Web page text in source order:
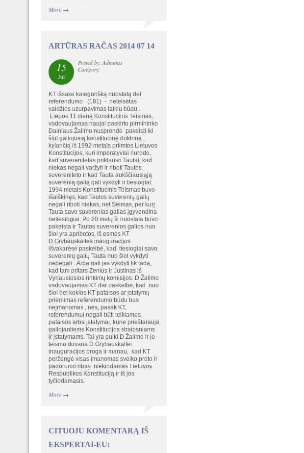
More→
ARTŪRAS RAČAS 2014 07 14
15
Jul
Posted by: Adminas
Category:
KT išsakė kategorišką nuostatą dėl
referendumo (181) - neteisėtas
valdžios uzurpavimas taikiu būdu .
Liepos 11 dieną Konstitucinis Teismas,
vadovaujamas naujai paskirto pirmininko
Dainiaus Žalimo nusprendė pakeisti iki
šiol galiojusią konstitucinę doktriną ,
kylančią iš 1992 metais priimtos Lietuvos
Konstitucijos, kuri imperatyviai nurodo,
kad suverenitetas priklauso Tautai, kad
niekas negali varžyti ir riboti Tautos
suvereniteto ir kad Tauta aukščiausiąją
suverenią galią gali vykdyti ir tiesiogiai.
1994 metais Konstitucinis Teismas buvo
išaiškinęs, kad Tautos suverenių galių
negali riboti niekas, net Seimas, per kurį
Tauta savo suverenias galias įgyvendina
netiesiogiai. Po 20 metų ši nuostata buvo
pakeista ir Tautos suverenios galios nuo
šiol yra apribotos. Iš esmės KT
D.Grybauskaitės inauguracijos
išvakarėse paskelbė, kad tiesiogiai savo
suverenių galių Tauta nuo šiol vykdyti
nebegali . Arba gali jas vykdyti tik tada,
kad tam pritars Zenius ir Justinas iš
Vyriausiosios rinkimų komisijos. D.Žalimo
vadovaujamas KT dar paskelbė, kad nuo
šiol bet kokios KT pataisos ar įstatymų
priėmimas referendumo būdu bus
neįmanomas , nes, pasak KT,
referendumui negali būti teikiamos
pataisos arba įstatymai, kurie prieštarauja
galiojantiems Konstitucijos straipsniams
ir įstatymams. Tai yra puiki D.Žalimo ir jo
teismo dovana D.Grybauskaitei
inauguracijos proga ir manau, kad KT
peržengė visas įmanomas sveiko proto ir
padorumo ribas niekindamas Lietuvos
Respublikos Konstituciją ir iš jos
tyčiodamasis.
More→
CITUOJU KOMENTARĄ IŠ
EKSPERTAI-EU: